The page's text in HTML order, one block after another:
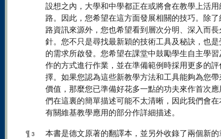
設想之內，大學和中學都正在或將會在教學上活
路。因此，您希望在這方面發展相關的技巧。除
路資訊來源外，您也希望看到層次分明、深入而
針。您不只是尋找最新穎的技術工具及秘訣，也
的需求所啟發。您希望在課堂中鼓勵學生自主學
作的方式進行作業，並在準備範例時採用更多的評
擇。如果您認為這些新教學方法和工具能夠為您
價值，那麼您已準備好花多一點的功夫來作首次
們在這裏的簡單描述可能不太清晰，因此我們會
有關維基教學應用的部分作詳細描述。
¶ 3
本書是德文原著的翻譯本，並另外收錄了兩個新